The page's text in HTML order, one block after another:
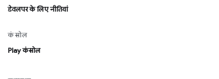
डेवलपर के लिए नीतियां
कंसोल
Play कंसोल